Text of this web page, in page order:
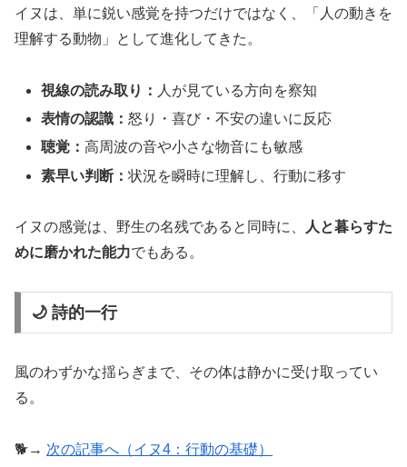
イヌは、単に鋭い感覚を持つだけではなく、「人の動きを
理解する動物」として進化してきた。
視線の読み取り： 人が見ている方向を察知
表情の認識：怒り・喜び・不安の違いに反応
聴覚：高周波の音や小さな物音にも敏感
素早い判断：状況を瞬時に理解し、行動に移す
イヌの感覚は、野生の名残であると同時に、
人と暮らすた
めに磨かれた能力でもある。
🌙 詩的一行
風のわずかな揺らぎまで、その体は静かに受け取ってい
る。
🐕→ 次の記事へ（イヌ4：行動の基礎）